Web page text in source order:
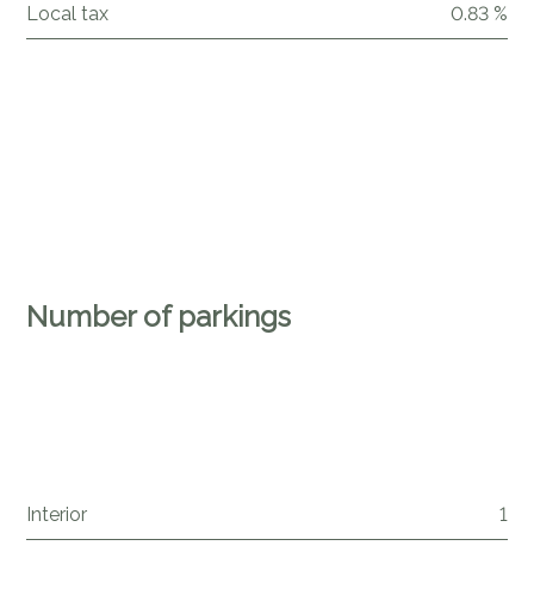
Local tax 0.83 %
Number of parkings
Interior 1